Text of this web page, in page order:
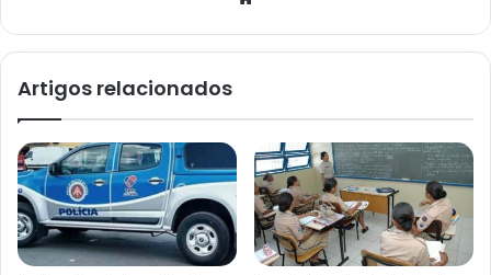
Artigos relacionados